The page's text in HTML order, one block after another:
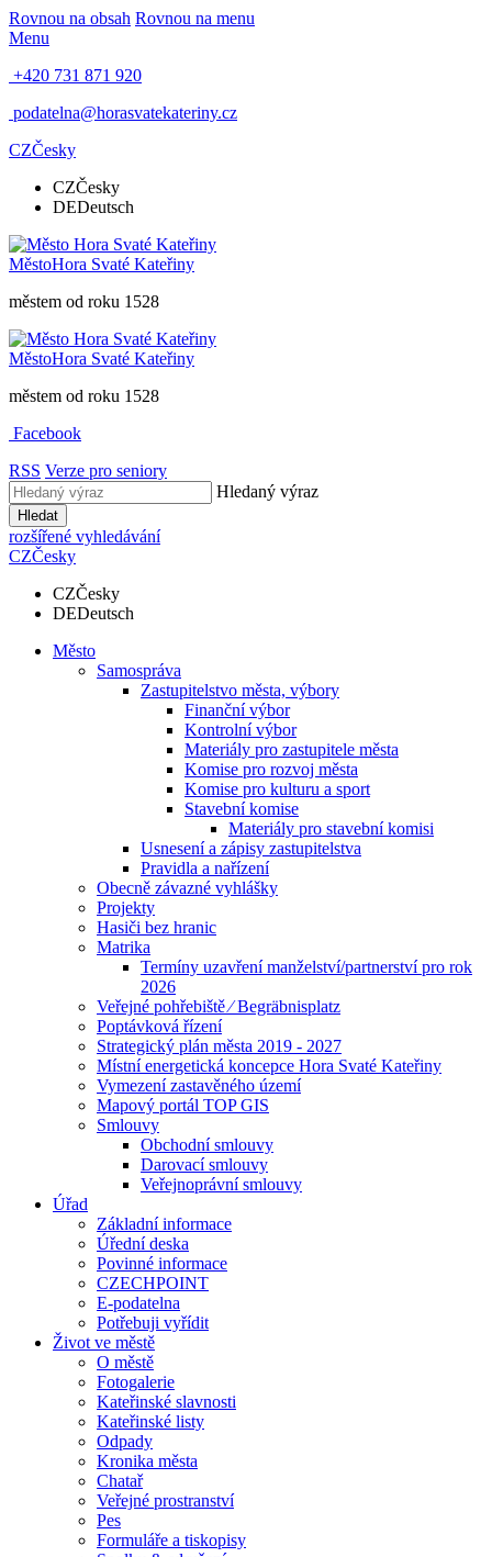
Rovnou na obsah Rovnou na menu
Menu
+420 731 871 920
podatelna@horasvatekateriny.cz
CZČesky
CZČesky
DEDeutsch
MěstoHora Svaté Kateřiny
městem od roku 1528
MěstoHora Svaté Kateřiny
městem od roku 1528
Facebook
RSS Verze pro seniory
Hledaný výraz
Hledat
rozšířené vyhledávání
CZČesky
CZČesky
DEDeutsch
Město
Samospráva
Zastupitelstvo města, výbory
Finanční výbor
Kontrolní výbor
Materiály pro zastupitele města
Komise pro rozvoj města
Komise pro kulturu a sport
Stavební komise
Materiály pro stavební komisi
Usnesení a zápisy zastupitelstva
Pravidla a nařízení
Obecně závazné vyhlášky
Projekty
Hasiči bez hranic
Matrika
Termíny uzavření manželství/partnerství pro rok
2026
Veřejné pohřebiště ⁄ Begräbnisplatz
Poptávková řízení
Strategický plán města 2019 - 2027
Místní energetická koncepce Hora Svaté Kateřiny
Vymezení zastavěného území
Mapový portál TOP GIS
Smlouvy
Obchodní smlouvy
Darovací smlouvy
Veřejnoprávní smlouvy
Úřad
Základní informace
Úřední deska
Povinné informace
CZECHPOINT
E-podatelna
Potřebuji vyřídit
Život ve městě
O městě
Fotogalerie
Kateřinské slavnosti
Kateřinské listy
Odpady
Kronika města
Chatař
Veřejné prostranství
Pes
Formuláře a tiskopisy